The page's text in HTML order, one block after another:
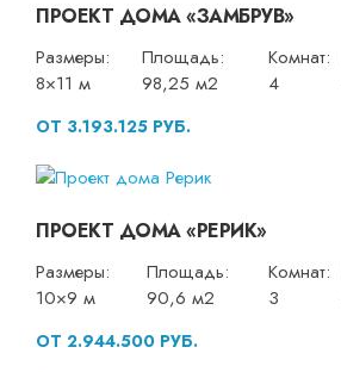
ПРОЕКТ ДОМА «ЗАМБРУВ»
Размеры:
8×11 м
Площадь:
98,25 м2
Комнат:
4
ОТ 3.193.125 РУБ.
ПРОЕКТ ДОМА «РЕРИК»
Размеры:
10×9 м
Площадь:
90,6 м2
Комнат:
3
ОТ 2.944.500 РУБ.